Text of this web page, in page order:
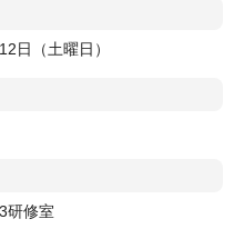
日（土曜日）
研修室